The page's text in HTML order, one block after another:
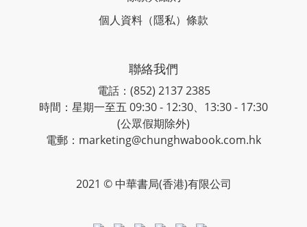
個人資料（隱私）條款
聯絡我們
電話：(852) 2137 2385
時間：星期一至五 09:30 - 12:30、13:30 - 17:30
(公眾假期除外)
電郵：marketing@chunghwabook.com.hk
2021 © 中華書局(香港)有限公司